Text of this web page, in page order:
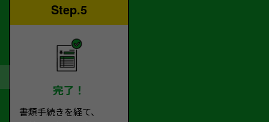
Step.5
完了！
書類手続きを経て、